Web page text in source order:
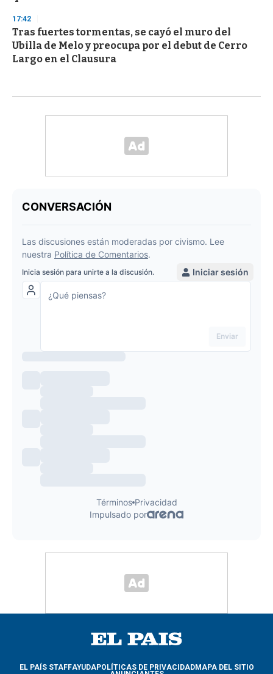
17:42
Tras fuertes tormentas, se cayó el muro del
Ubilla de Melo y preocupa por el debut de Cerro
Largo en el Clausura
EL PAÍS STAFFAYUDAPOLÍTICAS DE PRIVACIDADMAPA DEL SITIO